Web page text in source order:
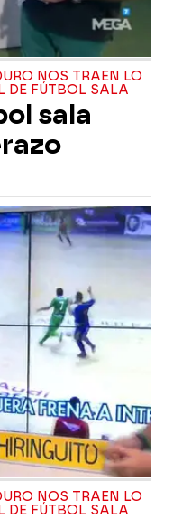
NOS TRAEN LO
DE FÚTBOL SALA
sala
NOS TRAEN LO
DE FÚTBOL SALA